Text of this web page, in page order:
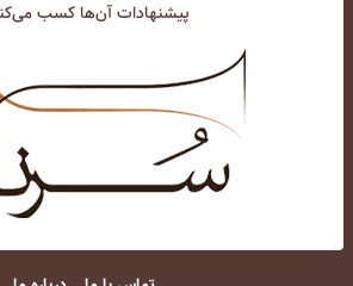
پیشنهادات آن‌ها کسب